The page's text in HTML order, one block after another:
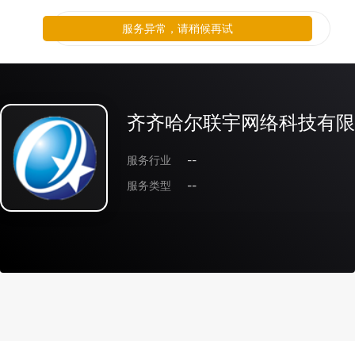
齐齐哈尔联宇网络科技有
服务行业
--
服务类型
--
服务异常，请稍候再试